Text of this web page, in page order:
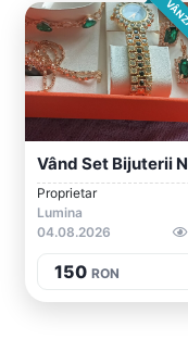
Proprietar
Lumina
04.08.2026
150 RON